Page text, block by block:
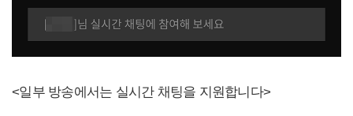
<일부 방송에서는 실시간 채팅을 지원합니다>